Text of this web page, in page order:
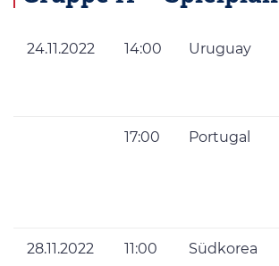
24.11.2022 14:00 Uruguay
17:00 Portugal
28.11.2022 11:00 Südkorea